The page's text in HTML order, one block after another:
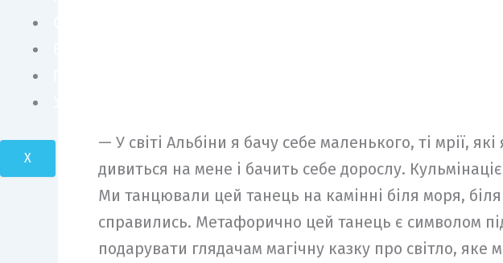
X
— У світі Альбіни я бачу себе маленького, ті мрії,
дивиться на мене і бачить себе дорослу.
Ми танцювали цей танець на камінні біля моря,
справились. Метафорично цей танець є символом
подарувати глядачам магічну казку про світло,